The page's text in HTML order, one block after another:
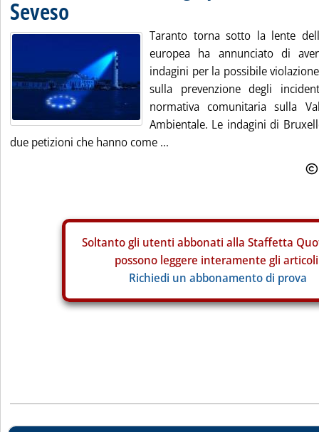
Seveso
Taranto torna sotto la lente
europea ha annunciato di
indagini per la possibile
sulla prevenzione degli
normativa comunitaria sulla
Ambientale. Le indagini di
due petizioni che hanno come ...
Soltanto gli utenti abbonati alla Staffetta
possono leggere interamente gli
Richiedi un abbonamento di prova